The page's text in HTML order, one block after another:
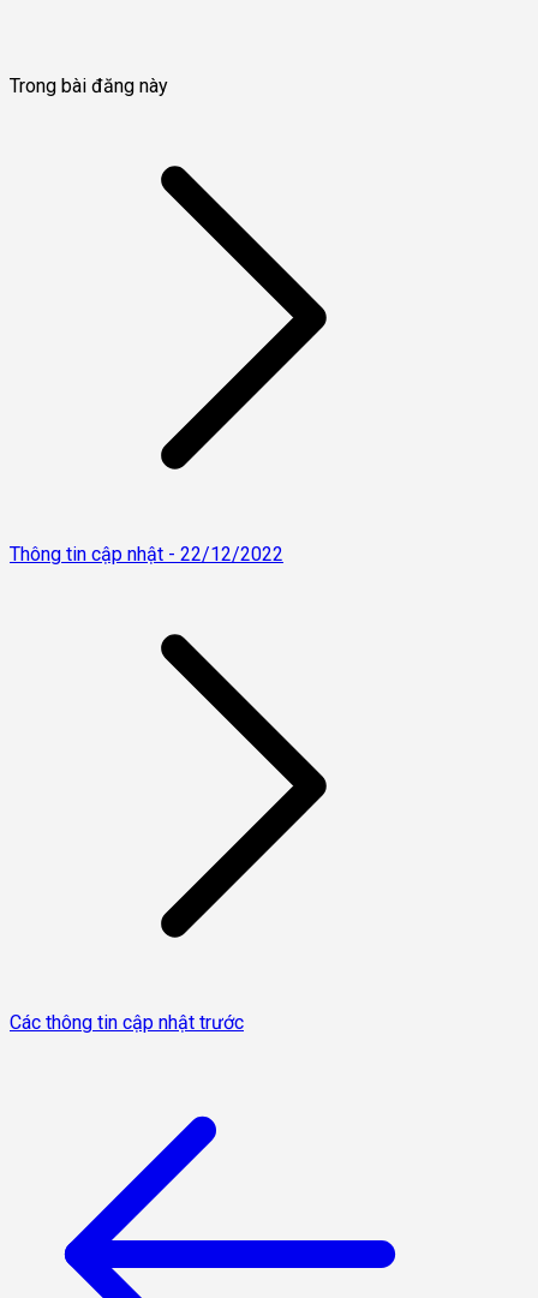
Trong bài đăng này
Thông tin cập nhật - 22/12/2022
Các thông tin cập nhật trước